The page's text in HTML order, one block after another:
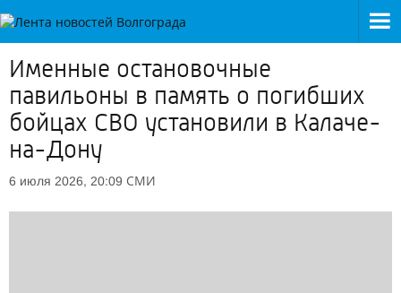
Именные остановочные
павильоны в память о погибших
бойцах СВО установили в Калаче-
на-Дону
6 июля 2026, 20:09 СМИ